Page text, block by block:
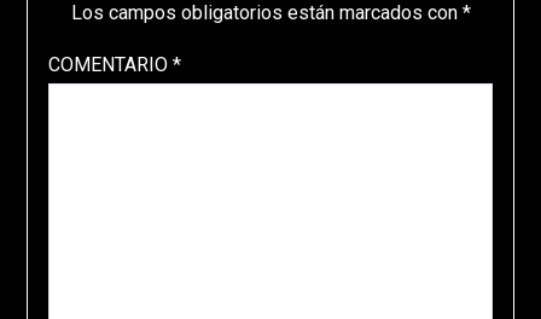
Los campos obligatorios están marcados con *
COMENTARIO *